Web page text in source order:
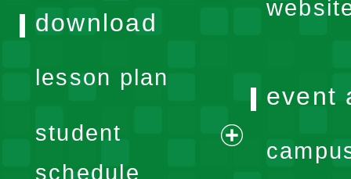
download
lesson plan
student
schedule
expand
event